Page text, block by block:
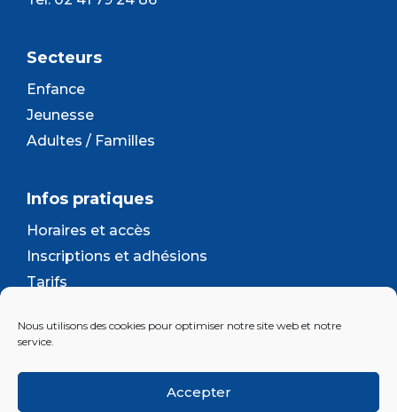
Nous utilisons des cookies pour optimiser notre site web et notre
service.
Accepter
Secteurs
Enfance
Jeunesse
Adultes / Familles
Infos pratiques
Horaires et accès
Inscriptions et adhésions
Tarifs
Contact
Lettre d’information